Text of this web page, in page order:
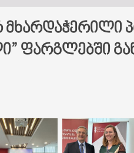
ფარგლებში